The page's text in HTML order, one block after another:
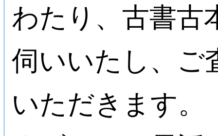
わたり、古書古
伺いいたし、ご
いただきます。